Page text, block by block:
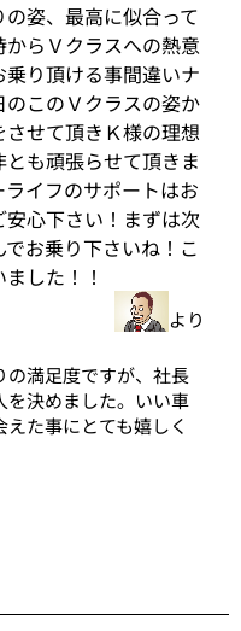
姿、最高に似合って
らＶクラスへの熱意
り頂ける事間違いナ
このＶクラスの姿か
せて頂きＫ様の理想
も頑張らせて頂きま
イフのサポートはお
心下さい！まずは次
お乗り下さいね！こ
ました！！
より
満足度ですが、社長
を決めました。いい車
た事にとても嬉しく